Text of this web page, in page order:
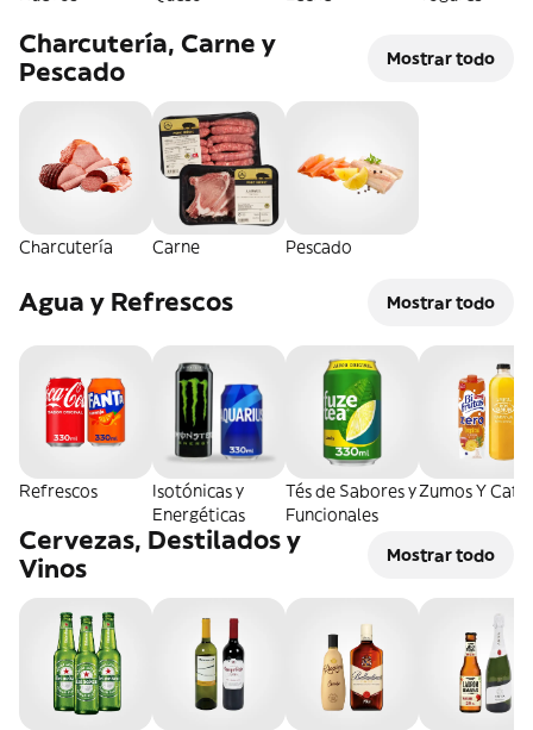
Charcutería, Carne y
Pescado
Mostrar todo
Charcutería Carne Pescado
Agua y Refrescos Mostrar todo
Refrescos
Isotónicas y
Energéticas
Tés de Sabores y
Funcionales
Zumos Y Cafés
Cervezas, Destilados y
Vinos
Mostrar todo